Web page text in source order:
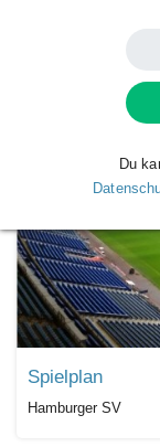
Alle
Verfügbare
Spielplan
Hamburger SV
Du